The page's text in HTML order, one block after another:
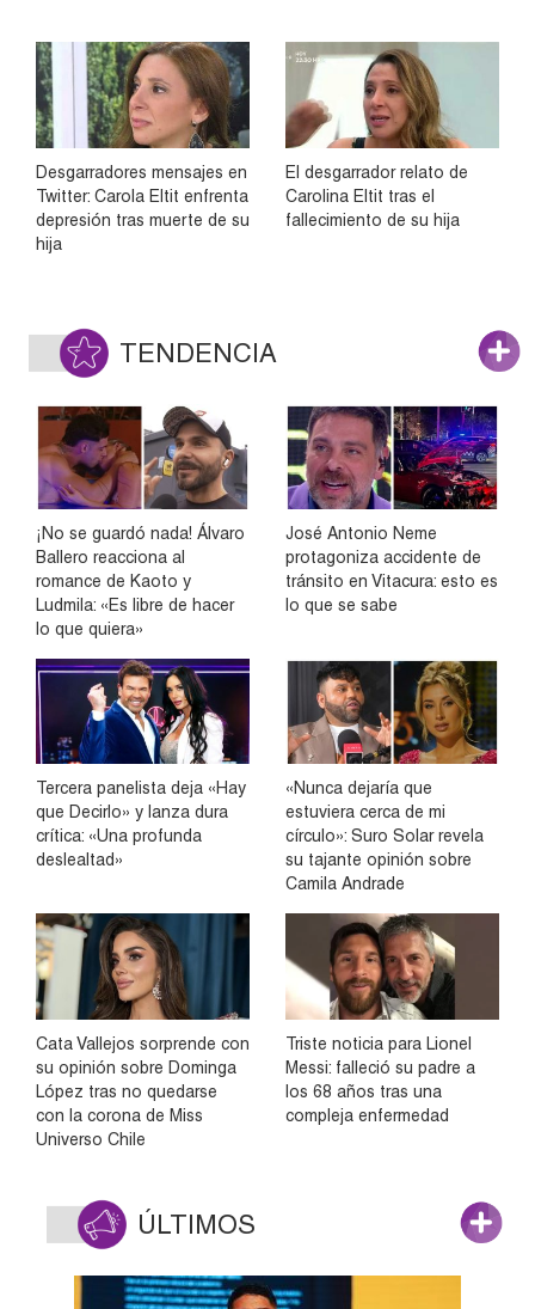
Desgarradores mensajes en
Twitter: Carola Eltit enfrenta
depresión tras muerte de su
hija
El desgarrador relato de
Carolina Eltit tras el
fallecimiento de su hija
TENDENCIA
¡No se guardó nada! Álvaro
Ballero reacciona al
romance de Kaoto y
Ludmila: «Es libre de hacer
lo que quiera»
José Antonio Neme
protagoniza accidente de
tránsito en Vitacura: esto es
lo que se sabe
Tercera panelista deja «Hay
que Decirlo» y lanza dura
crítica: «Una profunda
deslealtad»
«Nunca dejaría que
estuviera cerca de mi
círculo»: Suro Solar revela
su tajante opinión sobre
Camila Andrade
Cata Vallejos sorprende con
su opinión sobre Dominga
López tras no quedarse
con la corona de Miss
Universo Chile
Triste noticia para Lionel
Messi: falleció su padre a
los 68 años tras una
compleja enfermedad
ÚLTIMOS